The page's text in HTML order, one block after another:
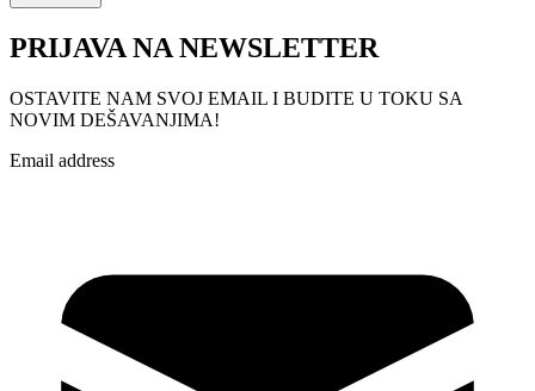
PRIJAVA NA NEWSLETTER
OSTAVITE NAM SVOJ EMAIL I BUDITE U TOKU SA
NOVIM DEŠAVANJIMA!
Email address